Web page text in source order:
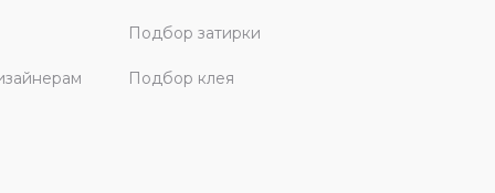
Подбор затирки
Подбор клея